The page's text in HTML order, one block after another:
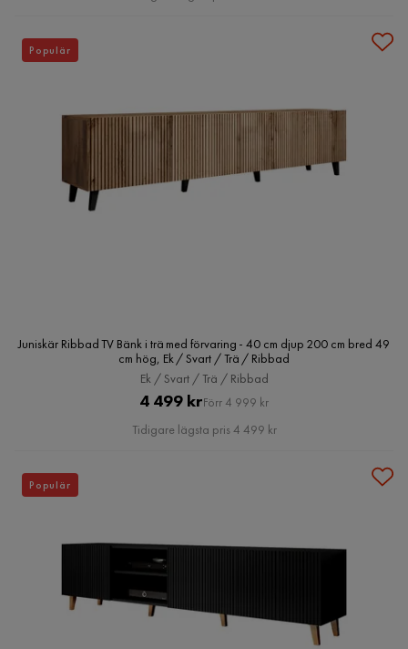
Juniskär Ribbad TV Bänk i trä med förvaring - 40 cm djup 200 cm bred 49
cm hög, Ek / Svart / Trä / Ribbad
Ek / Svart / Trä / Ribbad
Pris
4 499 krOriginal
Pris
Förr 4 999 kr
Tidigare lägsta pris 4 499 kr
Populär
Populär